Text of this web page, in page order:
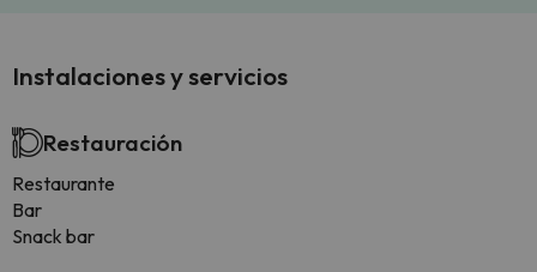
Instalaciones y servicios
Restauración
Restaurante
Bar
Snack bar